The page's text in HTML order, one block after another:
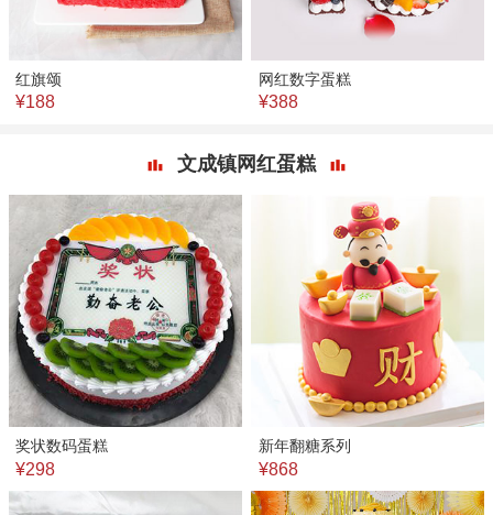
红旗颂
¥188
网红数字蛋糕
¥388
文成镇网红蛋糕
奖状数码蛋糕
¥298
新年翻糖系列
¥868